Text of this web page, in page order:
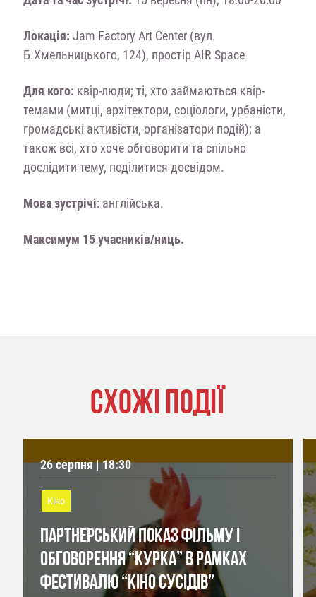
Локація: Jam Factory Art Center (вул.
Б.Хмельницького, 124), простір AIR Space
Для кого: квір-люди; ті, хто займаються квір-
темами (митці, архітектори, соціологи, урбаністи,
громадські активісти, організатори подій); а
також всі, хто хоче обговорити та спільно
дослідити тему, поділитися досвідом.
Мова зустрічі: англійська.
Максимум 15 учасників/ниць.
СХОЖІ ПОДІЇ
26 серпня | 18:30
Кіно
ПАРТНЕРСЬКИЙ ПОКАЗ ФІЛЬМУ І
ОБГОВОРЕННЯ “КУРКА” В РАМКАХ
ФЕСТИВАЛЮ “КІНО СУСІДІВ”